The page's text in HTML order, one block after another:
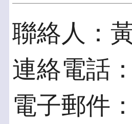
聯絡人：
連絡電話
電子郵件